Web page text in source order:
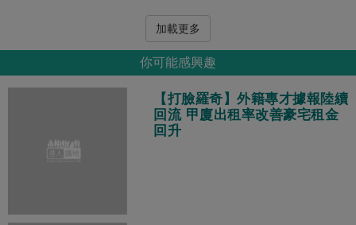
加載更多
你可能感興趣
【打臉羅奇】外籍專才據報陸續
回流 甲廈出租率改善豪宅租金
回升